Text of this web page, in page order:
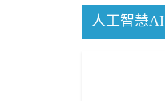
人工智慧AI